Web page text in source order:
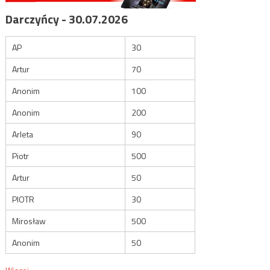
Darczyńcy - 30.07.2026
AP
30
Artur
70
Anonim
100
Anonim
200
Arleta
90
Piotr
500
Artur
50
PIOTR
30
Mirosław
500
Anonim
50